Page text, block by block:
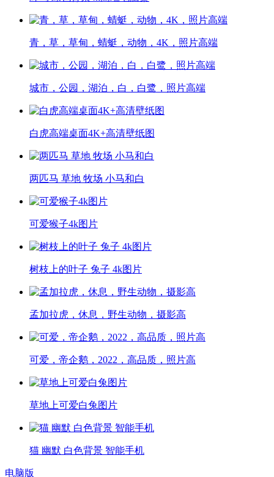
青，草，草甸，蜻蜓，动物，4K，照片高端
城市，公园，湖泊，白，白鹭，照片高端
白虎高端桌面4K+高清壁纸图
两匹马 草地 牧场 小马和白
可爱猴子4k图片
树枝上的叶子 兔子 4k图片
孟加拉虎，休息，野生动物，摄影高
可爱，帝企鹅，2022，高品质，照片高
草地上可爱白兔图片
猫 幽默 白色背景 智能手机
电脑版